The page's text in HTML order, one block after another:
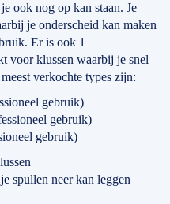
ook nog op kan staan. Je
je onderscheid kan maken
Er is ook 1
voor klussen waarbij je snel
verkochte types zijn:
gebruik)
gebruik)
gebruik)
spullen neer kan leggen